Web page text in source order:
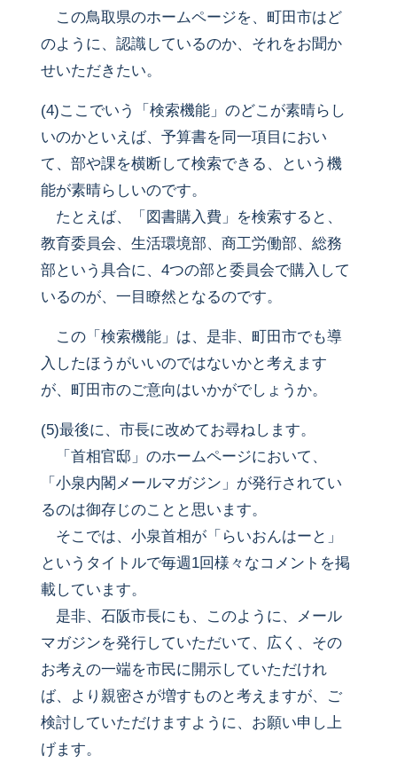
この鳥取県のホームページを、町田市はど
のように、認識しているのか、それをお聞か
せいただきたい。
(4)ここでいう「検索機能」のどこが素晴らし
いのかといえば、予算書を同一項目におい
て、部や課を横断して検索できる、という機
能が素晴らしいのです。
たとえば、「図書購入費」を検索すると、
教育委員会、生活環境部、商工労働部、総務
部という具合に、4つの部と委員会で購入して
いるのが、一目瞭然となるのです。
この「検索機能」は、是非、町田市でも導
入したほうがいいのではないかと考えます
が、町田市のご意向はいかがでしょうか。
(5)最後に、市長に改めてお尋ねします。
「首相官邸」のホームページにおいて、
「小泉内閣メールマガジン」が発行されてい
るのは御存じのことと思います。
そこでは、小泉首相が「らいおんはーと」
というタイトルで毎週1回様々なコメントを掲
載しています。
是非、石阪市長にも、このように、メール
マガジンを発行していただいて、広く、その
お考えの一端を市民に開示していただけれ
ば、より親密さが増すものと考えますが、ご
検討していただけますように、お願い申し上
げます。